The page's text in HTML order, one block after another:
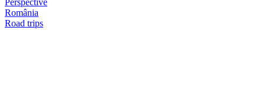
Perspective
România
Road trips